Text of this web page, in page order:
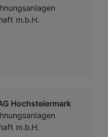
m.b.H.
Hochsteiermark
m.b.H.